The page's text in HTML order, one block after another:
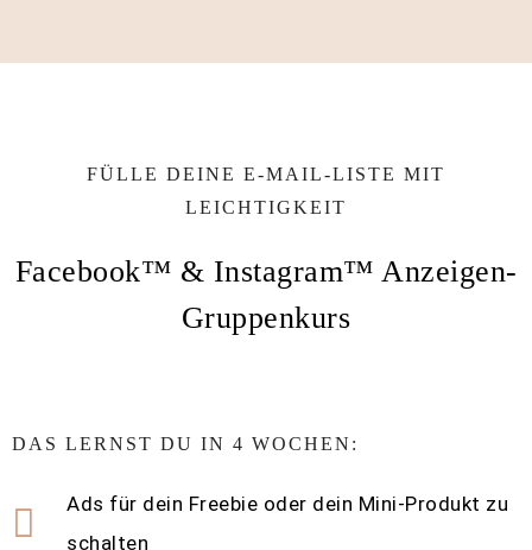
FÜLLE DEINE E-MAIL-LISTE MIT
LEICHTIGKEIT
Facebook™ & Instagram™ Anzeigen-
Gruppenkurs
DAS LERNST DU IN 4 WOCHEN:
Ads für dein Freebie oder dein Mini-Produkt zu
schalten